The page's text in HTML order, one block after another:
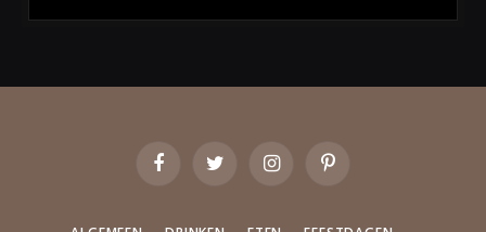
FacebookTwitter InstagramPinterest